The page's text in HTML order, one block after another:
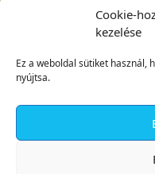
Cookie-
kezelése
Ez a weboldal sütiket használ,
nyújtsa.